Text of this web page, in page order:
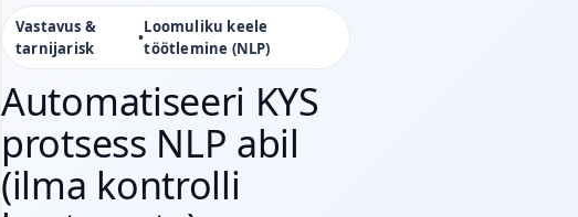
Vastavus &
tarnijarisk
•
Loomuliku keele
töötlemine (NLP)
Automatiseeri KYS
protsess NLP abil
(ilma kontrolli